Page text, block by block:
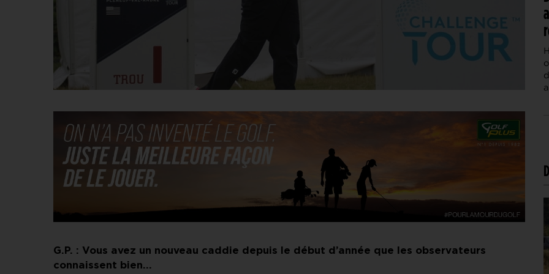
G.P. : Vous avez un nouveau caddie depuis le début d’année que les observateurs
connaissent bien…